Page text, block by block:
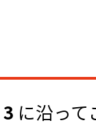
3 に沿っ